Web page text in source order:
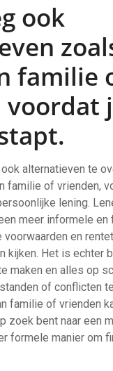
ook
familie
alternatieven te
familie of vrienden,
lening.
meer informele
en
kijken. Het is echter
maken en alles op
of conflicten
familie of vrienden
zoek bent naar een
formele manier om